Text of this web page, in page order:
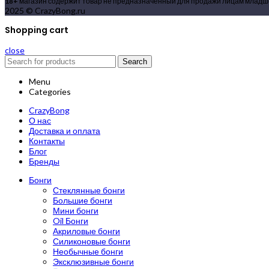
2025 © CrazyBong.ru
Shopping cart
close
Search
Menu
Categories
CrazyBong
О нас
Доставка и оплата
Контакты
Блог
Бренды
Бонги
Стеклянные бонги
Большие бонги
Мини бонги
Oil Бонги
Акриловые бонги
Силиконовые бонги
Необычные бонги
Эксклюзивные бонги